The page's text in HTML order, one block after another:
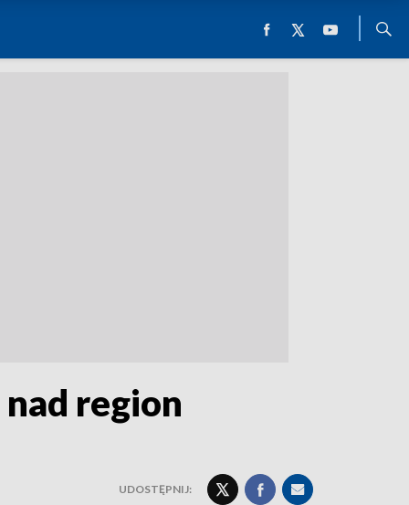
nad region
UDOSTĘPNIJ: